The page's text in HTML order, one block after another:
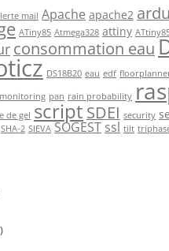
mail Apache apache2
ATiny85 Atmega328 attiny
consommation eau
DS18B20 eau edf
monitoring pan rain probability
de gel script SDEI security
SHA-2 SIEVA SOGEST ssl tilt